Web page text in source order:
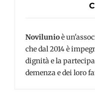
Novilunioè
che dal 2014 è
dignità e la
demenza e dei loro